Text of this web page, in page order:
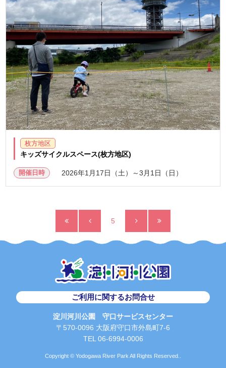
枚方地区
キッズサイクルスペース(枚方地区)
開催日時 2026年1月17日（土）～3月1日（日）
5
ご利用に関するお問合せ
淀川河川公園 守口サービスセンター
〒570-0096 大阪府守口市外島町7-6
TEL 06-6994-0006
Copyright © Yodogawa River Park All Rights Reserved..